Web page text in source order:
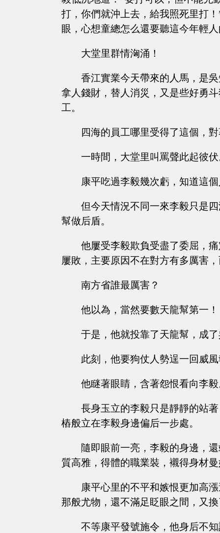
打，你們就沖上去，給我照死里打
眼，心想童總怎么還要聽這今年輕
大堂里群情洶涌！
香江實業今天帶來的人馬，是
拿人錢財，替人消災，又是些好勇
工。
四海的員工哪里受得了這個，
一時間，大堂里叫罵聲此起彼
康平吃過李毅幾次虧，知道這
但今天情況不同一來李毅只是
幫做后盾。
他屢受李毅欺負受盡了委屈，
屢敗，主要原因不在對方有多厲害
南方省誰最厲害？
他以為，當然要數天龍幫第一！
于是，他就投靠了天龍幫，成
此刻，他要狗仗人勢逞一回威
他瞇著眼睛，含著怨恨看向李
長身玉立的李毅只是靜靜的站
樁般立在李毅身邊偏后一步處。
隨即眼前一亮，李毅的身邊，
質高雅，得體的職業裝，襯得身材
康平心里的不平和嫉恨更加高
那般尤物，還不滿足眨眼之間，又
不等康平發號施令，他身后不